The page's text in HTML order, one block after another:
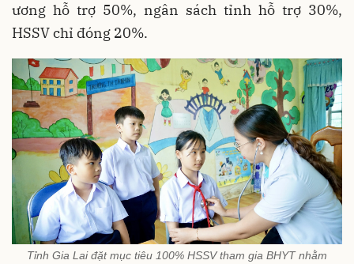
ương hỗ trợ 50%, ngân sách tỉnh hỗ trợ 30%,
HSSV chỉ đóng 20%.
Tỉnh Gia Lai đặt mục tiêu 100% HSSV tham gia BHYT nhằm